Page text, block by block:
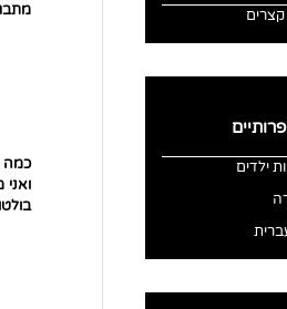
כמה
קצרים
ילדים